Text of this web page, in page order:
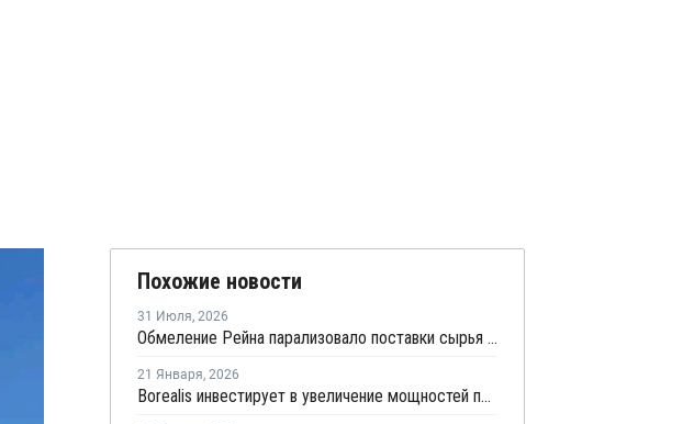
Похожие новости
31 Июля, 2026
Обмеление Рейна парализовало поставки сырья для нефтехимии Германии
21 Января, 2026
Borealis инвестирует в увеличение мощностей по производству ПП в Германии